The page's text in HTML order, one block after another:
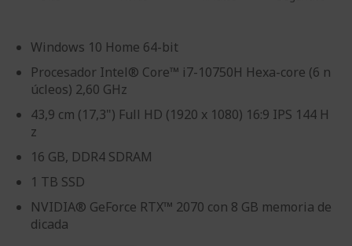
Windows 10 Home 64-bit
Procesador Intel® Core™ i7-10750H Hexa-core (6 n
úcleos) 2,60 GHz
43,9 cm (17,3") Full HD (1920 x 1080) 16:9 IPS 144 H
z
16 GB, DDR4 SDRAM
1 TB SSD
NVIDIA® GeForce RTX™ 2070 con 8 GB memoria de
dicada